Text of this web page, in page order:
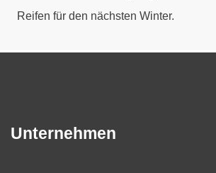
Reifen für den nächsten Winter.
Unternehmen